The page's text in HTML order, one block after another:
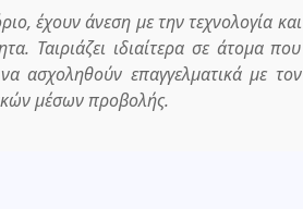
έχουν άνεση με την τεχνολογία και
Ταιριάζει ιδιαίτερα σε άτομα που
ασχοληθούν επαγγελματικά με τον
μέσων προβολής.